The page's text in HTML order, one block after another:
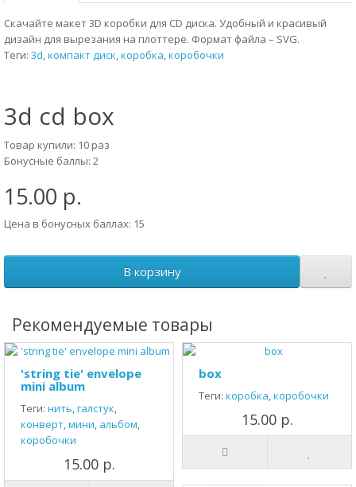
Скачайте макет 3D коробки для CD диска. Удобный и красивый
дизайн для вырезания на плоттере. Формат файла – SVG.
Теги: 3d,компакт диск,коробка,коробочки
3d cd box
Товар купили: 10 раз
Бонусные баллы: 2
15.00 р.
Цена в бонусных баллах: 15
В корзину
Рекомендуемые товары
'string tie' envelope
mini album
Теги: нить,галстук,
конверт,мини, альбом,
коробочки
15.00 р.
box
Теги: коробка,коробочки
15.00 р.